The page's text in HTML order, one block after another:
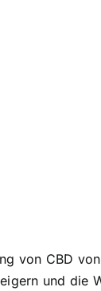
von CBD
und die